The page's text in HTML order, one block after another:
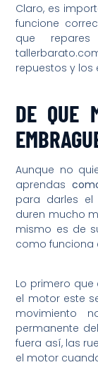
Claro, es
funcione
que
repuestos y los
DE QUE
Aunque no
aprendas
para darles
duren mucho
mismo es de
como funciona
Lo primero
el motor este
movimiento
permanente
fuera así, las
el motor